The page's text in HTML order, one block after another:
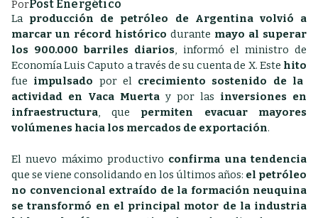
PorPost Energético
La producción de petróleo de Argentina volvió a
marcar un récord histórico durante mayo al superar
los 900.000 barriles diarios, informó el ministro de
Economía Luis Caputo a través de su cuenta de X. Este hito
fue impulsado por el crecimiento sostenido de la
actividad en Vaca Muerta y por las inversiones en
infraestructura, que permiten evacuar mayores
volúmenes hacia los mercados de exportación.
El nuevo máximo productivo confirma una tendencia
que se viene consolidando en los últimos años: el petróleo
no convencional extraído de la formación neuquina
se transformó en el principal motor de la industria